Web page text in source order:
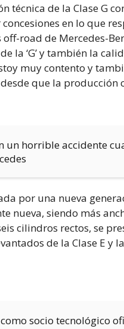
técnica de la Clase G
en lo que
road de Mercedes-
la ‘G’ y también la
muy contento y
que la producción
un horrible accidente
por una nueva
nueva, siendo más
cilindros rectos, se
de la Clase E y la
socio tecnológico